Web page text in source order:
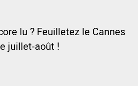
lu ? Feuilletez le Cannes
juillet-août !